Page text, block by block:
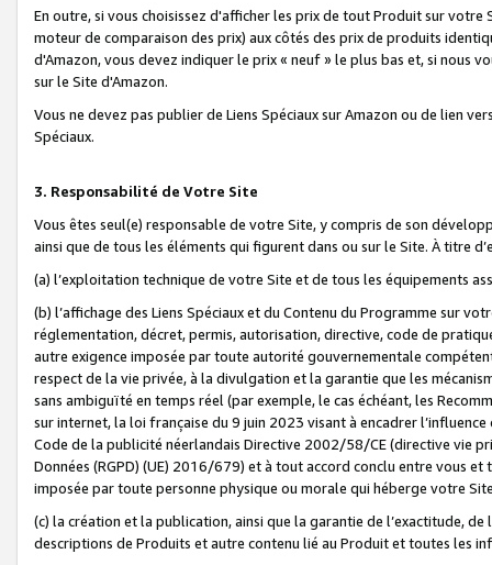
En outre, si vous choisissez d'afficher les prix de tout Produit sur
moteur de comparaison des prix) aux côtés des prix de produits
d'Amazon, vous devez indiquer le prix « neuf » le plus bas et, si nous
sur le Site d'Amazon.
Vous ne devez pas publier de Liens Spéciaux sur Amazon ou de lien
Spéciaux.
3. Responsabilité de Votre Site
Vous êtes seul(e) responsable de votre Site, y compris de son
ainsi que de tous les éléments qui figurent dans ou sur le Site. À titre
(a) l’exploitation technique de votre Site et de tous les équipements
(b) l’affichage des Liens Spéciaux et du Contenu du Programme sur
réglementation, décret, permis, autorisation, directive, code de
autre exigence imposée par toute autorité gouvernementale
respect de la vie privée, à la divulgation et la garantie que les
sans ambiguïté en temps réel (par exemple, le cas échéant, les
sur internet, la loi française du 9 juin 2023 visant à encadrer
Code de la publicité néerlandais Directive 2002/58/CE (directive vie
Données (RGPD) (UE) 2016/679) et à tout accord conclu entre vous
imposée par toute personne physique ou morale qui héberge votre
(c) la création et la publication, ainsi que la garantie de l’exactitude,
descriptions de Produits et autre contenu lié au Produit et toutes les